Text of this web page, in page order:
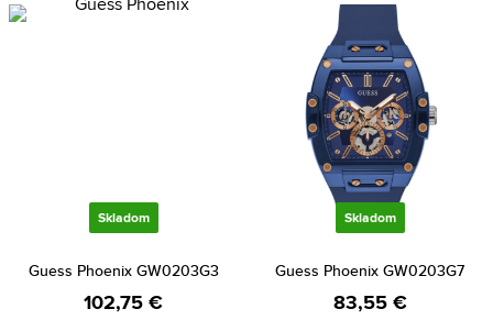
Skladom
Guess Phoenix GW0203G3
102,75 €
Skladom
Guess Phoenix GW0203G7
83,55 €